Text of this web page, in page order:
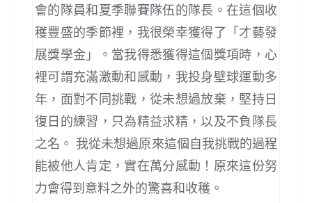
會的隊員和夏季聯賽隊伍的隊長。在這個收
穫豐盛的季節裡，我很榮幸獲得了「才藝發
展獎學金」。當我得悉獲得這個獎項時，心
裡可謂充滿激動和感動，我投身壁球運動多
年，面對不同挑戰，從未想過放棄，堅持日
復日的練習，只為精益求精，以及不負隊長
之名。 我從未想過原來這個自我挑戰的過程
能被他人肯定，實在萬分感動！原來這份努
力會得到意料之外的驚喜和收穫。